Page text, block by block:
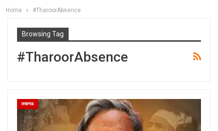
Home #TharoorAbsence
Browsing Tag
#TharoorAbsence
लखनऊ